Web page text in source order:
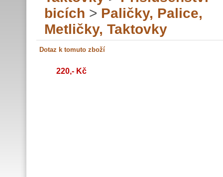
bicích > Paličky, Palice,
Metličky, Taktovky
220,- Kč